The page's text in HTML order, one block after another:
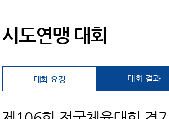
시도연맹 대회
대회 요강 대회 결과